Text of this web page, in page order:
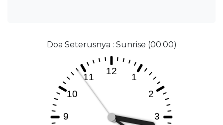
Doa Seterusnya : Sunrise (00:00)